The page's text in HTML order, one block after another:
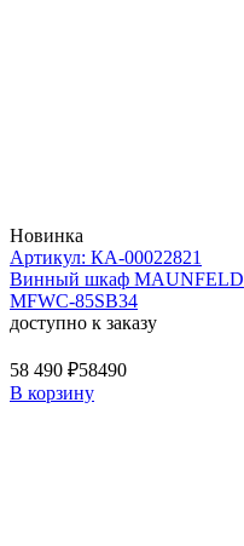
Новинка
Артикул: КА-00022821
Винный шкаф MAUNFELD
MFWC-85SB34
доступно к заказу
58 490 ₽58490
В корзину